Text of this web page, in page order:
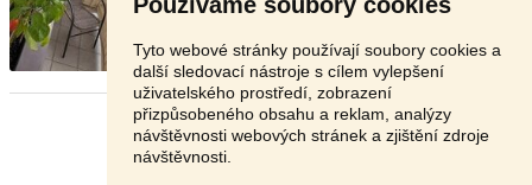
Tyto webové stránky používají soubory cookies a
další sledovací nástroje s cílem vylepšení
uživatelského prostředí, zobrazení
přizpůsobeného obsahu a reklam, analýzy
návštěvnosti webových stránek a zjištění zdroje
návštěvnosti.
16 000 Kč
Stránka: 1 2 3 Další